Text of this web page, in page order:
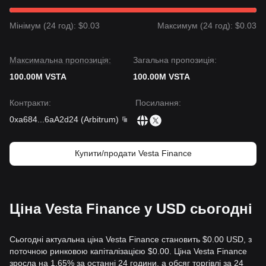
Якщо ціна Vesta Finance проб'є$0,1880, наступним
ціна впаде нижче$0,1250
, наступним цільовим рівнем
Комплексний аналіз кількох аналітиків свідчить про те, що
хоча Vesta Finance може зазнавати волатильності або
залишатиметься вище критичного рівня підтримки
$0,1250
збереже позиціюповільного відновлення
Мінімум (24 год): $0.03 Максимум (24 год): $0.03
Максимальна пропозиція:
100.00M VSTA
Загальна пропозиція:
100.00M VSTA
Контракти:
0xa684
6aA2d24 (Arbitrum)
Посилання:
Купити/продати Vesta Finance
Ціна Vesta Finance у USD сьогодні
Сьогодні актуальна ціна Vesta Finance становить $0.00 USD, з
поточною ринковою капіталізацією $0.00. Ціна Vesta Finance
зросла на 1.65% за останні 24 години, а обсяг торгівлі за 24